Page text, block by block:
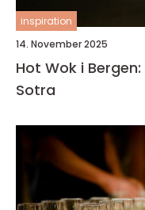
inspiration
14. November 2025
Hot Wok i
Sotra